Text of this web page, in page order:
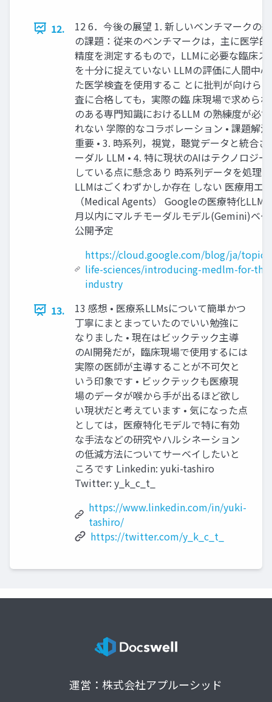
12.
12 6．今後の展望 1. 新しいベンチマークの紹
の課題：従来のベンチマークは，主に医学
精度を測定するもので，LLMに必要な臨床ス
を⼗分に捉えていない LLMの評価に⼈間中
た医学検査を使⽤するこ とに批判が向けら
査に合格しても，実際の臨 床現場で求めら
のある専⾨知識におけるLLM の熟練度が必
れない 学際的なコラボレーション • 課題解
重要 • 3. 時系列，視覚，聴覚データと統合
ーダル LLM • 4. 特に現状のAIはテクノロジ
している点に懸念あり 時系列データを処理
LLMはごくわずかしか存在 しない 医療⽤エ
（Medical Agents） Googleの医療特化LLM:
⽉以内にマルチモーダルモデル(Gemini)ベ
公開予定
https://cloud.google.com/blog/ja/
life-sciences/introducing-medlm-for-
industry
13.
13 感想 • 医療系LLMsについて簡単かつ
丁寧にまとまっていたのでいい勉強に
なりました • 現在はビックテック主導
のAI開発だが，臨床現場で使⽤するには
実際の医師が主導することが不可⽋と
いう印象です • ビックテックも医療現
場のデータが喉から⼿が出るほど欲し
い現状だと考えています • 気になった点
としては，医療特化モデルで特に有効
な⼿法などの研究やハルシネーション
の低減⽅法についてサーベイしたいと
ころです Linkedin: yuki-tashiro
Twitter: y_k_c_t_
https://www.linkedin.com/in/yuki-
tashiro/
https://twitter.com/y_k_c_t_
運営：株式会社アプルーシッド